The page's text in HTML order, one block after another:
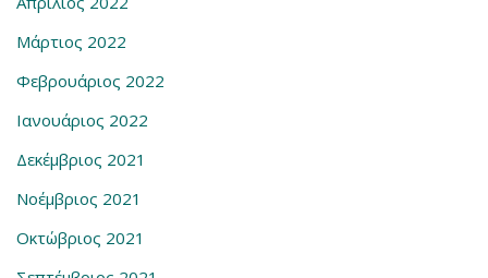
Μάρτιος 2022
Φεβρουάριος 2022
Ιανουάριος 2022
Δεκέμβριος 2021
Νοέμβριος 2021
Οκτώβριος 2021